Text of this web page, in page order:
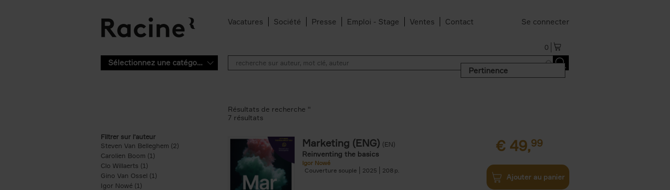
Vacatures Société Presse Emploi - Stage Ventes Contact Se connecter
0
Sélectionnez une catégorie
Pertinence
Filtrer sur l'auteur
Steven Van Belleghem (2) Apply Steven Van Belleghem filter
Carolien Boom (1)
Clo Willaerts (1)
Gino Van Ossel (1)
Igor Nowé (1)
Résultats de recherche ''
7 résultats
Marketing (ENG) (EN)
Reinventing the basics
Igor Nowé
Couverture souple
2025 208
€ 49,99
Ajouter au panier